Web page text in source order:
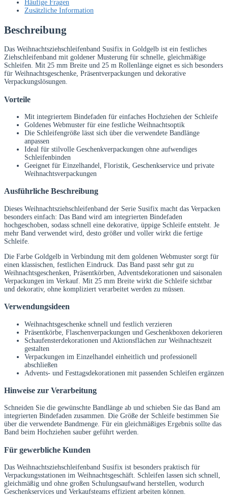
Häufige Fragen
Zusätzliche Information
Beschreibung
Das Weihnachtsziehschleifenband Susifix in Goldgelb ist ein festliches
Ziehschleifenband mit goldener Musterung für schnelle, gleichmäßige
Schleifen. Mit 25 mm Breite und 25 m Rollenlänge eignet es sich besonders
für Weihnachtsgeschenke, Präsentverpackungen und dekorative
Verpackungslösungen.
Vorteile
Mit integriertem Bindefaden für einfaches Hochziehen der Schleife
Goldenes Webmuster für eine festliche Weihnachtsoptik
Die Schleifengröße lässt sich über die verwendete Bandlänge
anpassen
Ideal für stilvolle Geschenkverpackungen ohne aufwendiges
Schleifenbinden
Geeignet für Einzelhandel, Floristik, Geschenkservice und private
Weihnachtsverpackungen
Ausführliche Beschreibung
Dieses Weihnachtsziehschleifenband der Serie Susifix macht das Verpacken
besonders einfach: Das Band wird am integrierten Bindefaden
hochgeschoben, sodass schnell eine dekorative, üppige Schleife entsteht. Je
mehr Band verwendet wird, desto größer und voller wirkt die fertige
Schleife.
Die Farbe Goldgelb in Verbindung mit dem goldenen Webmuster sorgt für
einen klassischen, festlichen Eindruck. Das Band passt sehr gut zu
Weihnachtsgeschenken, Präsentkörben, Adventsdekorationen und saisonalen
Verpackungen im Verkauf. Mit 25 mm Breite wirkt die Schleife sichtbar
und dekorativ, ohne kompliziert verarbeitet werden zu müssen.
Verwendungsideen
Weihnachtsgeschenke schnell und festlich verzieren
Präsentkörbe, Flaschenverpackungen und Geschenkboxen dekorieren
Schaufensterdekorationen und Aktionsflächen zur Weihnachtszeit
gestalten
Verpackungen im Einzelhandel einheitlich und professionell
abschließen
Advents- und Festtagsdekorationen mit passenden Schleifen ergänzen
Hinweise zur Verarbeitung
Schneiden Sie die gewünschte Bandlänge ab und schieben Sie das Band am
integrierten Bindefaden zusammen. Die Größe der Schleife bestimmen Sie
über die verwendete Bandmenge. Für ein gleichmäßiges Ergebnis sollte das
Band beim Hochziehen sauber geführt werden.
Für gewerbliche Kunden
Das Weihnachtsziehschleifenband Susifix ist besonders praktisch für
Verpackungsstationen im Weihnachtsgeschäft. Schleifen lassen sich schnell,
gleichmäßig und ohne großen Schulungsaufwand herstellen, wodurch
Geschenkservices und Verkaufsteams effizient arbeiten können.